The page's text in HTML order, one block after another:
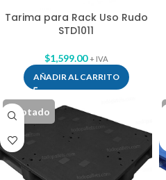
Tarima para Rack Uso Rudo
STD1011
$1,599.00 + IVA
AÑADIR AL CARRITO
Agotado